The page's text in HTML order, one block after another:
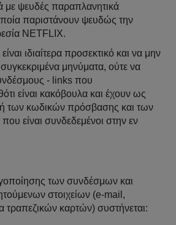
με ψευδές παραπλανητικά
παριστάνουν ψευδώς την
NETFLIX.
ιδιαίτερα προσεκτικό και να μην
μηνύματα, ούτε να
- links που
είναι κακόβουλα και έχουν ως
των κωδικών πρόσβασης και των
είναι συνδεδεμένοι στην εν
των συνδέσμων και
στοιχείων (e-mail,
τραπεζικών καρτών) συστήνεται: